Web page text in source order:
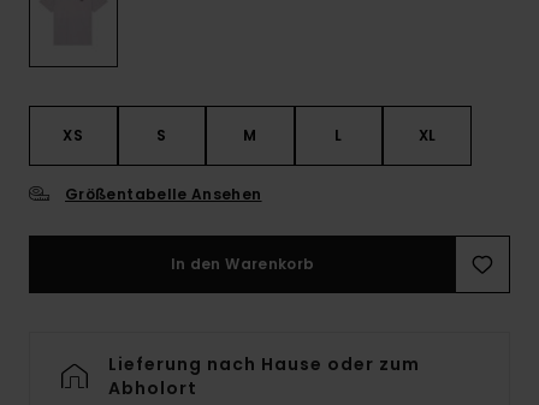
XS S M L XL
Größentabelle Ansehen
In den Warenkorb
Lieferung nach Hause oder zum
Abholort